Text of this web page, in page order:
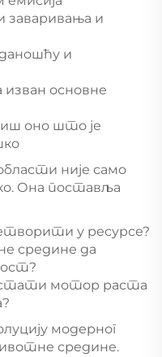
заваривања и
и
основне
оно што је
није само
Она поставља
у ресурсе?
средине да
мотор раста
модерног
средине.